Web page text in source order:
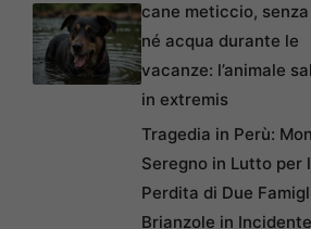
cane meticcio,
né acqua durante le
vacanze: l’animale
in extremis
Tragedia in Perù:
Seregno in Lutto per
Perdita di Due
Brianzole in Incidente